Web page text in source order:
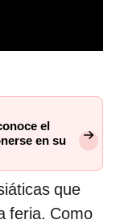
el
en su
que
feria. Como